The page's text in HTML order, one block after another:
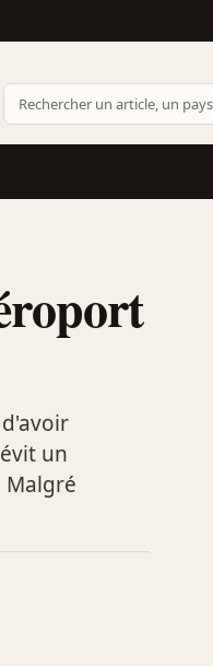
Rechercher
sur
un
Malgré